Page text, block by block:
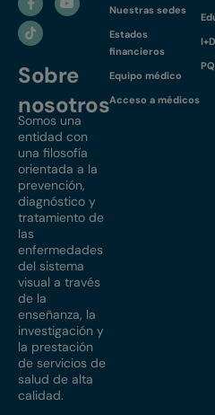
Sobre
nosotros
Somos una
entidad con
una filosofía
orientada a la
prevención,
diagnóstico y
tratamiento de
las
enfermedades
del sistema
visual a través
de la
enseñanza, la
investigación y
la prestación
de servicios de
salud de alta
calidad.
Nuestras sedes
Estados
financieros
Equipo médico
Acceso a médicos